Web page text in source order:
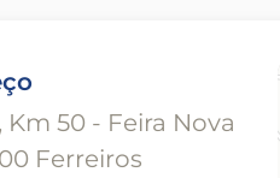
Km 50 - Feira Nova
Ferreiros